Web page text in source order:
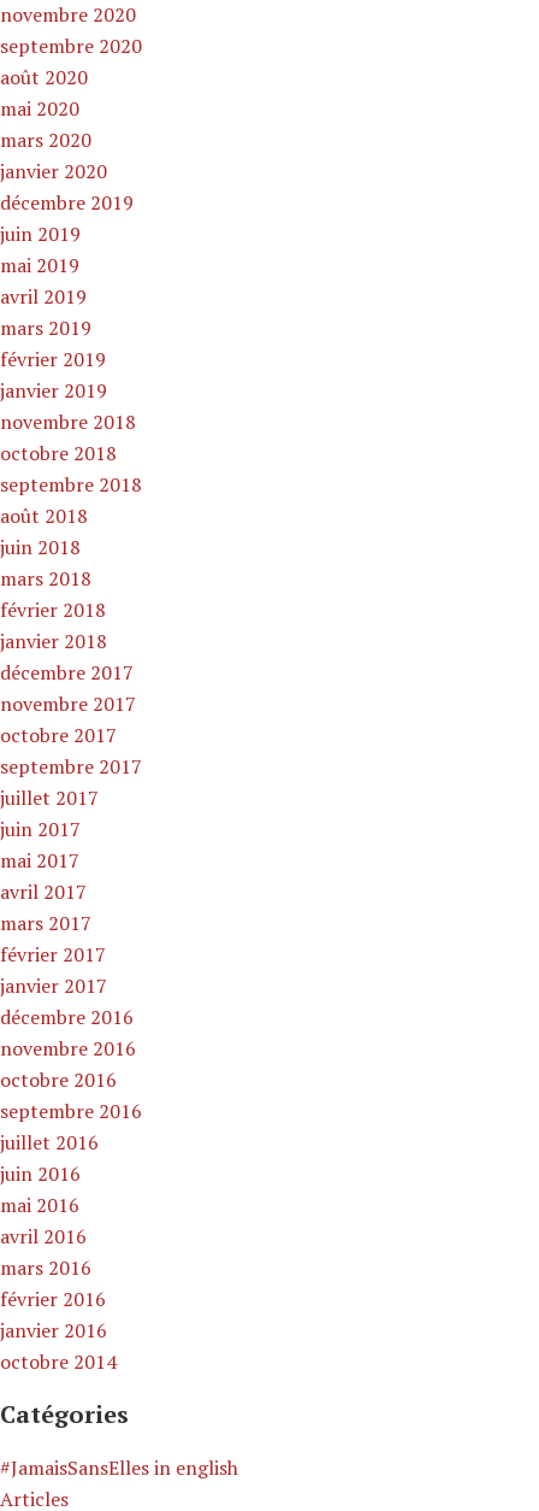
novembre 2020
septembre 2020
août 2020
mai 2020
mars 2020
janvier 2020
décembre 2019
juin 2019
mai 2019
avril 2019
mars 2019
février 2019
janvier 2019
novembre 2018
octobre 2018
septembre 2018
août 2018
juin 2018
mars 2018
février 2018
janvier 2018
décembre 2017
novembre 2017
octobre 2017
septembre 2017
juillet 2017
juin 2017
mai 2017
avril 2017
mars 2017
février 2017
janvier 2017
décembre 2016
novembre 2016
octobre 2016
septembre 2016
juillet 2016
juin 2016
mai 2016
avril 2016
mars 2016
février 2016
janvier 2016
octobre 2014
Catégories
#JamaisSansElles in english
Articles